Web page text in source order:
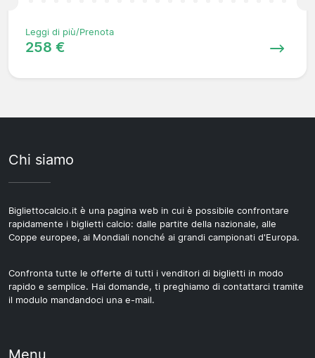
Leggi di più/Prenota
258 €
Chi siamo
Bigliettocalcio.it è una pagina web in cui è possibile confrontare
rapidamente i biglietti calcio: dalle partite della nazionale, alle
Coppe europee, ai Mondiali nonché ai grandi campionati d'Europa.
Confronta tutte le offerte di tutti i venditori di biglietti in modo
rapido e semplice. Hai domande, ti preghiamo di contattarci tramite
il modulo mandandoci una e-mail.
Menu